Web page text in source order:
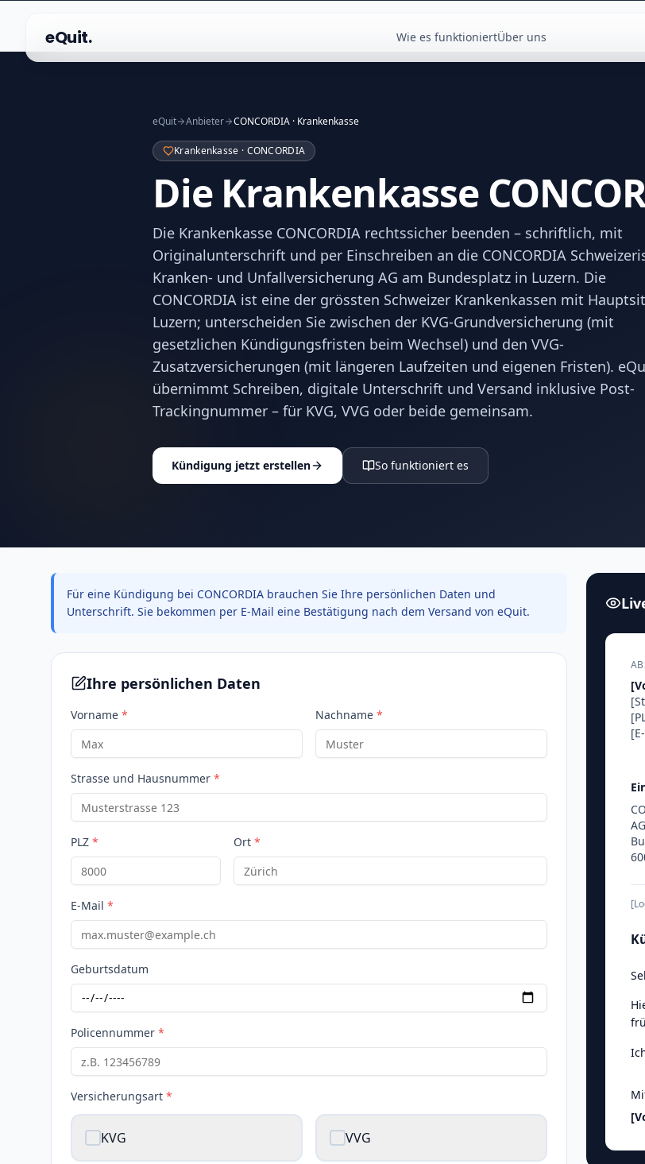
eQuit. Wie es funktioniertÜber uns
eQuit Anbieter CONCORDIA · Krankenkasse
Krankenkasse · CONCORDIA
Die Krankenkasse
Die Krankenkasse CONCORDIA rechtssicher beenden – schriftlich, mit
Originalunterschrift und per Einschreiben an die CONCORDIA
Kranken- und Unfallversicherung AG am Bundesplatz in Luzern. Die
CONCORDIA ist eine der grössten Schweizer Krankenkassen mit
Luzern; unterscheiden Sie zwischen der KVG-Grundversicherung (mit
gesetzlichen Kündigungsfristen beim Wechsel) und den VVG-
Zusatzversicherungen (mit längeren Laufzeiten und eigenen Fristen).
übernimmt Schreiben, digitale Unterschrift und Versand inklusive Post-
Trackingnummer – für KVG, VVG oder beide gemeinsam.
Kündigung jetzt erstellen So funktioniert es
Für eine Kündigung bei CONCORDIA brauchen Sie Ihre persönlichen Daten und
Unterschrift. Sie bekommen per E-Mail eine Bestätigung nach dem Versand von eQuit.
Ihre persönlichen Daten
Vorname * Nachname *
Strasse und Hausnummer *
PLZ * Ort *
E-Mail *
Geburtsdatum
Policennummer *
Versicherungsart *
KVG VVG
AG